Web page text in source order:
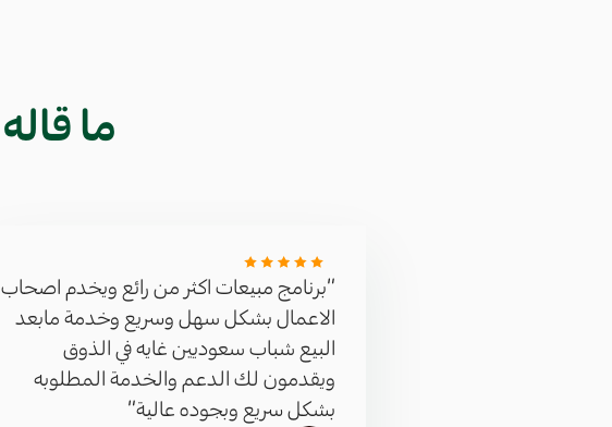
ما قاله
”برنامج مبيعات اكثر من رائع ويخدم اصحاب
الاعمال بشكل سهل وسريع وخدمة مابعد
البيع شباب سعوديين غايه في الذوق
ويقدمون لك الدعم والخدمة المطلوبه
بشكل سريع وبجوده عالية”